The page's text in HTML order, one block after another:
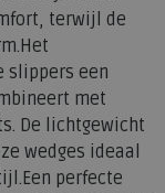
terwijl de
slippers een
met
De lichtgewicht
wedges ideaal
perfecte